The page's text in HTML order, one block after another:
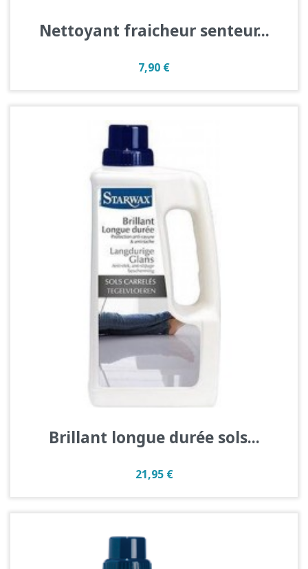
Nettoyant fraicheur senteur...
Prix
7,90 €
Brillant longue durée sols...
Prix
21,95 €